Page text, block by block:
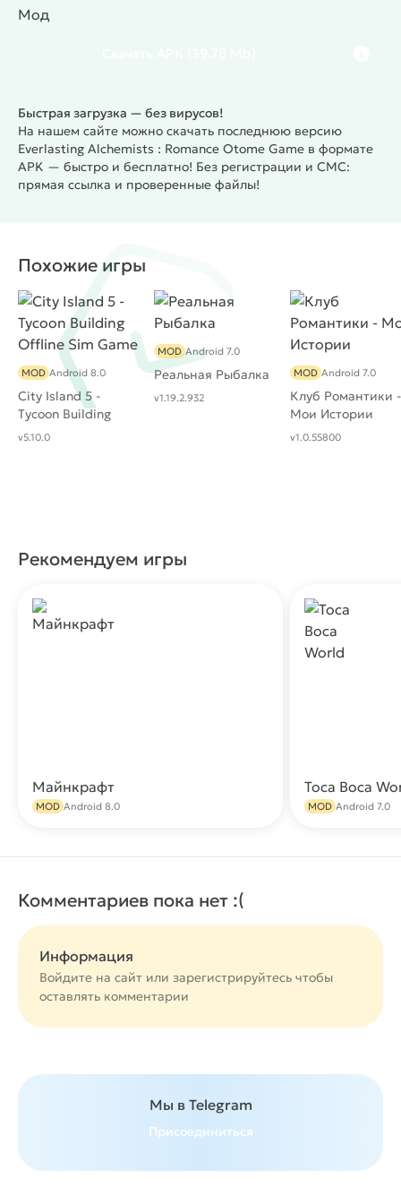
Мод
Быстрая загрузка — без вирусов!
На нашем сайте можно скачать последнюю версию
Everlasting Alchemists : Romance Otome Game в формате
APK — быстро и бесплатно! Без регистрации и СМС:
прямая ссылка и проверенные файлы!
Похожие игры
City Island 5 -
Tycoon Building
Offline Sim Game
MOD Android 8.0
v5.10.0
Реальная Рыбалка
MOD Android 7.0
v1.19.2.932
Клуб Романтики -
Мои Истории
MOD Android 7.0
v1.0.55800
Рекомендуем игры
Майнкрафт
MOD Android 8.0
Toca Boca
MOD Android 7.0
Комментариев пока нет :(
Информация
Войдите на сайт или зарегистрируйтесь чтобы
оставлять комментарии
Мы в Telegram
Присоединиться